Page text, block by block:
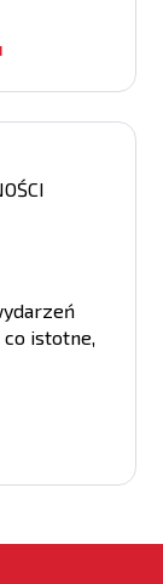
co istotne,